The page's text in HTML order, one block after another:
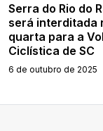
Serra do Rio do
será interditada
quarta para a
Ciclística de SC
6 de outubro de 2025